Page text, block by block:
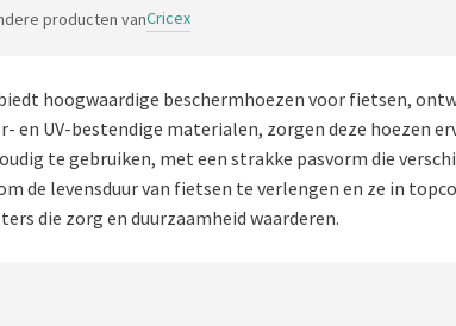
producten vanCricex
hoogwaardige beschermhoezen voor fietsen,
en UV-bestendige materialen, zorgen deze hoezen
te gebruiken, met een strakke pasvorm die
de levensduur van fietsen te verlengen en ze in
die zorg en duurzaamheid waarderen.